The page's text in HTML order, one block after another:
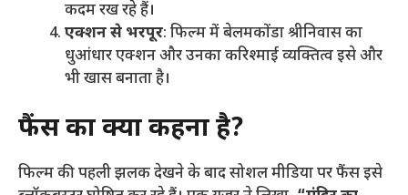
कदम रख रहे हैं।
एक्शन से भरपूर: फिल्म में बेलमकोंडा श्रीनिवास का
धुआंधार एक्शन और उनका करिश्माई व्यक्तित्व इसे और
भी खास बनाता है।
फैंस का क्या कहना है?
फिल्म की पहली झलक देखने के बाद सोशल मीडिया पर फैंस इसे